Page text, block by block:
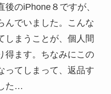
のiPhone８ですが、
んでいました。こんな
しまうことが、個人間
得ます。ちなみにこの
ってしまって、返品す
た…